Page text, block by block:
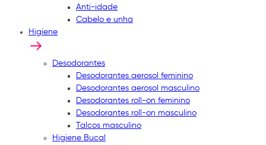
Anti-idade
Cabelo e unha
Higiene
Desodorantes
Desodorantes aerosol feminino
Desodorantes aerosol masculino
Desodorantes roll-on feminino
Desodorantes roll-on masculino
Talcos masculino
Higiene Bucal